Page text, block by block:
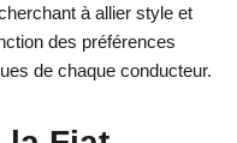
à allier style et
des préférences
de chaque conducteur.